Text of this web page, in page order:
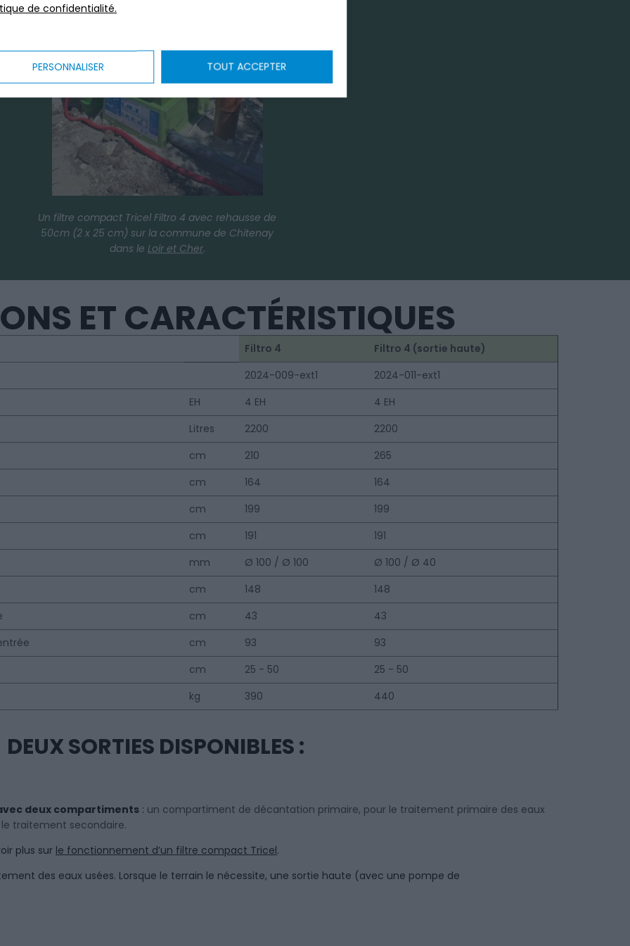
de confidentialité.
PERSONNALISER TOUT ACCEPTER
Un filtre compact Tricel Filtro 4 avec rehausse de
50cm (2 x 25 cm) sur la commune de Chitenay
dans le Loir et Cher.
ET CARACTÉRISTIQUES
Filtro 4
Filtro 4 (sortie haute)
2024-009-ext1
2024-011-ext1
EH
4 EH
4 EH
Litres
2200
2200
cm
210
265
cm
164
164
cm
199
199
cm
191
191
mm
Ø 100 / Ø 100
Ø 100 / Ø 40
cm
148
148
cm 43
43
cm 93
93
cm
25 - 50
25 - 50
kg
390 440
DEUX SORTIES DISPONIBLES :
deux compartiments : un compartiment de décantation primaire, pour le traitement primaire des eaux
le traitement secondaire.
plus sur le fonctionnement d’un filtre compact Tricel.
des eaux usées. Lorsque le terrain le nécessite, une sortie haute (avec une pompe de